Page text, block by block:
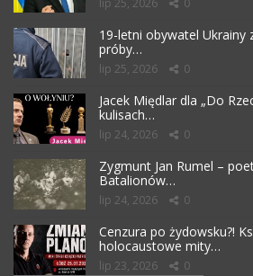
19-letni obywatel Ukrainy
próby…
lip 25, 2026 0
Jacek Międlar dla „Do
kulisach…
lip 24, 2026 0
Zygmunt Jan Rumel –
Batalionów…
lip 24, 2026 0
Cenzura po żydowsku?!
holocaustowe mity…
lip 23, 2026 0